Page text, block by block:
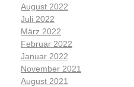
August 2022
Juli 2022
März 2022
Februar 2022
Januar 2022
November 2021
August 2021